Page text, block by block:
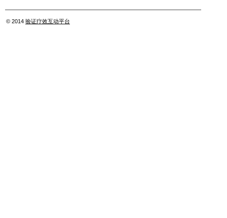
© 2014 验证疗效互动平台